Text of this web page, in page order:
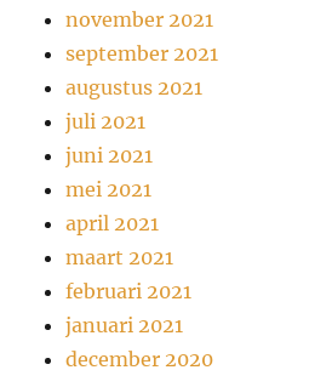
november 2021
september 2021
augustus 2021
juli 2021
juni 2021
mei 2021
april 2021
maart 2021
februari 2021
januari 2021
december 2020